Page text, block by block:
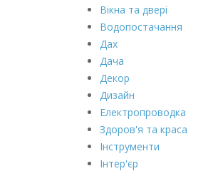
Вікна та двері
Водопостачання
Дах
Дача
Декор
Дизайн
Електропроводка
Здоров'я та краса
Інструменти
Інтер'єр